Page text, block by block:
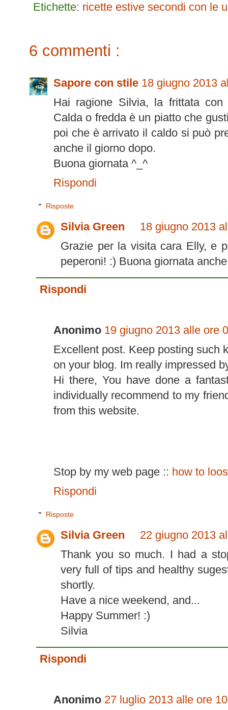
Etichette: ricette estive secondi con le
6 commenti :
Sapore con stile 18 giugno 2013
Hai ragione Silvia, la frittata
Calda o fredda è un piatto che
poi che è arrivato il caldo si può
anche il giorno dopo.
Buona giornata ^_^
Rispondi
Risposte
Silvia Green
18 giugno 2013
Grazie per la visita cara Elly, e
peperoni! :) Buona giornata
Rispondi
Anonimo 19 giugno 2013 alle ore
Excellent post. Keep posting such
on your blog. Im really impressed
Hi there, You have done a
individually recommend to my
from this website.
Stop by my web page :: how to
Rispondi
Risposte
Silvia Green
22 giugno 2013
Thank you so much. I had a
very full of tips and healthy
shortly.
Have a nice weekend, and...
Happy Summer! :)
Silvia
Rispondi
Anonimo 27 luglio 2013 alle ore